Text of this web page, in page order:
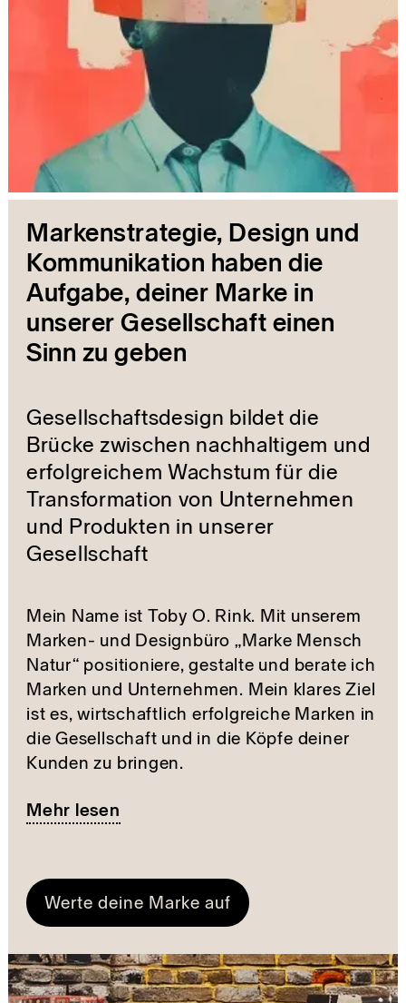
Markenstrategie, Design und
Kommunikation haben die
Aufgabe, deiner Marke in
unserer Gesellschaft einen
Sinn zu geben
Gesellschaftsdesign bildet die
Brücke zwischen nachhaltigem und
erfolgreichem Wachstum für die
Transformation von Unternehmen
und Produkten in unserer
Gesellschaft
Mein Name ist Toby O. Rink. Mit unserem
Marken- und Designbüro „Marke Mensch
Natur“ positioniere, gestalte und berate ich
Marken und Unternehmen. Mein klares Ziel
ist es, wirtschaftlich erfolgreiche Marken in
die Gesellschaft und in die Köpfe deiner
Kunden zu bringen.
Mehr lesen
Werte deine Marke auf